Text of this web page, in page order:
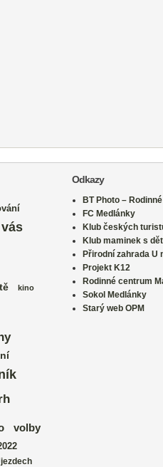
kino
volby
Odkazy
BT Photo –
FC Medlánky
Klub českých
Klub maminek s
Přirodní zahrada U
Projekt K12
Rodinné centrum
Sokol Medlánky
Starý web OPM